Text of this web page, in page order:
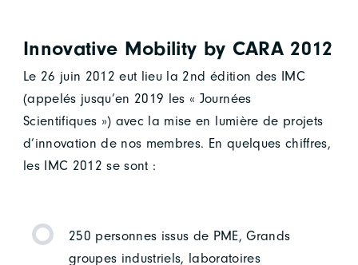
Innovative Mobility by CARA 2012
Le 26 juin 2012 eut lieu la 2nd édition des IMC
(appelés jusqu’en 2019 les « Journées
Scientifiques ») avec la mise en lumière de projets
d’innovation de nos membres. En quelques chiffres,
les IMC 2012 se sont :
250 personnes issus de PME, Grands
groupes industriels, laboratoires